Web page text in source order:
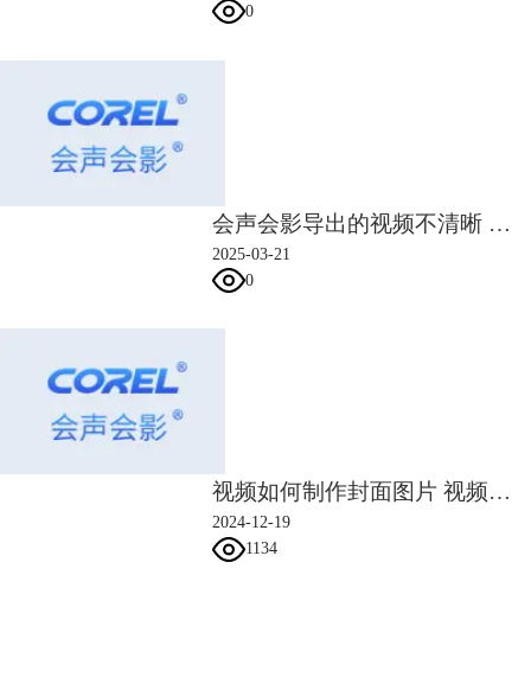
步骤二：选择【导出为模板】中的【即时项目模板】
三、会声会影渲染到一半闪退
会声会影渲染到一半闪退的原因一般有两个：
1、由于导入的某个视频用到了电脑里不存在的压缩编码而导致的编码器
2、启用了软件里面一些加速器功能但是电脑其本身并不支持该功能。
下面将为大家介绍会声会影渲染到一半闪退的解决方法。
方法一：改变视频格式，当共享时就可以选择不同的视频格式。
0
会声会影导出的视频不清晰 会声会影如何导出高清视频
2025-03-21
0
视频如何制作封面图片 视频号如何制作视频短片
2024-12-19
1134